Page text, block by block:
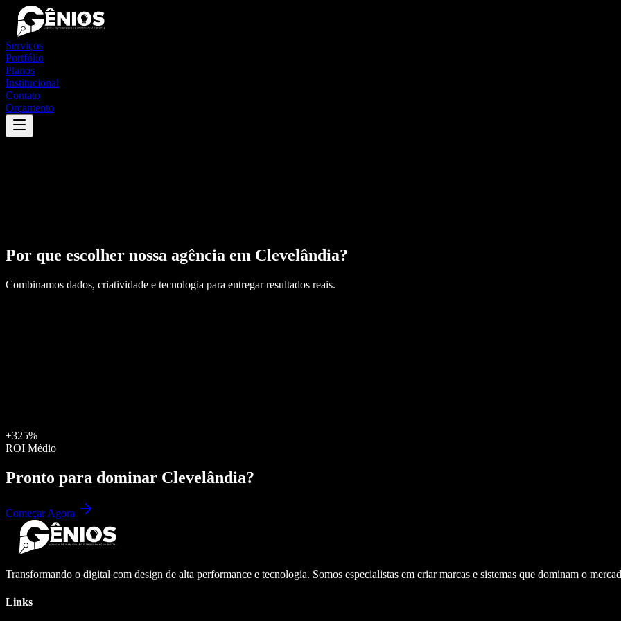
Serviços
Portfólio
Planos
Institucional
Contato
Orçamento
Por que escolher nossa agência em Clevelândia?
Combinamos dados, criatividade e tecnologia para entregar resultados reais.
+325%
ROI Médio
Pronto para dominar Clevelândia?
Começar Agora
Transformando o digital com design de alta performance e tecnologia. Somos especialistas em criar marcas e sistemas que dominam o
Links